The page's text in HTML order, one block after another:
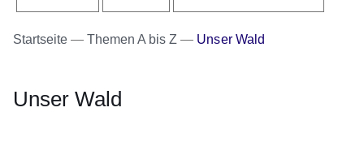
Startseite Themen A bis Z Unser Wald
Unser Wald